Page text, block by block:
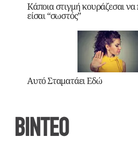
Κάποια στιγμή κουράζεσαι
είσαι “σωστός”
Αυτό Σταματάει Εδώ
ΒΙΝΤΕΟ